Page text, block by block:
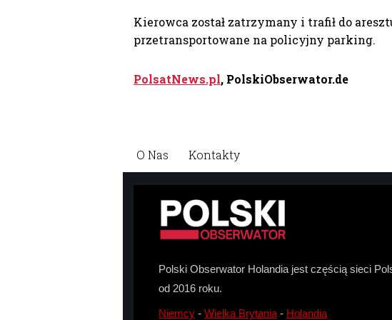
Kierowca został zatrzymany i trafił do
przetransportowane na policyjny parking.
PolsatNews.pl, PolskiObserwator.de
O Nas Kontakty
Polski Obserwator Holandia jest częścią sieci
od 2016 roku.
Niemcy - Wielka Brytania - Holandia